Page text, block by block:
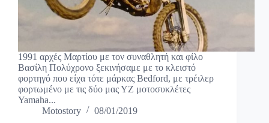
1991 αρχές Μαρτίου με τον συναθλητή και φίλο
Βασίλη Πολύχρονο ξεκινήσαμε με το κλειστό
φορτηγό που είχα τότε μάρκας Bedford, με τρέιλερ
φορτωμένο με τις δύο μας ΥΖ μοτοσυκλέτες
Yamaha...
Motostory
08/01/2019